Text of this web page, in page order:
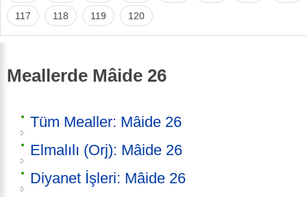
117 118 119 120
Meallerde Mâide 26
Tüm Mealler: Mâide 26
Elmalılı (Orj): Mâide 26
Diyanet İşleri: Mâide 26